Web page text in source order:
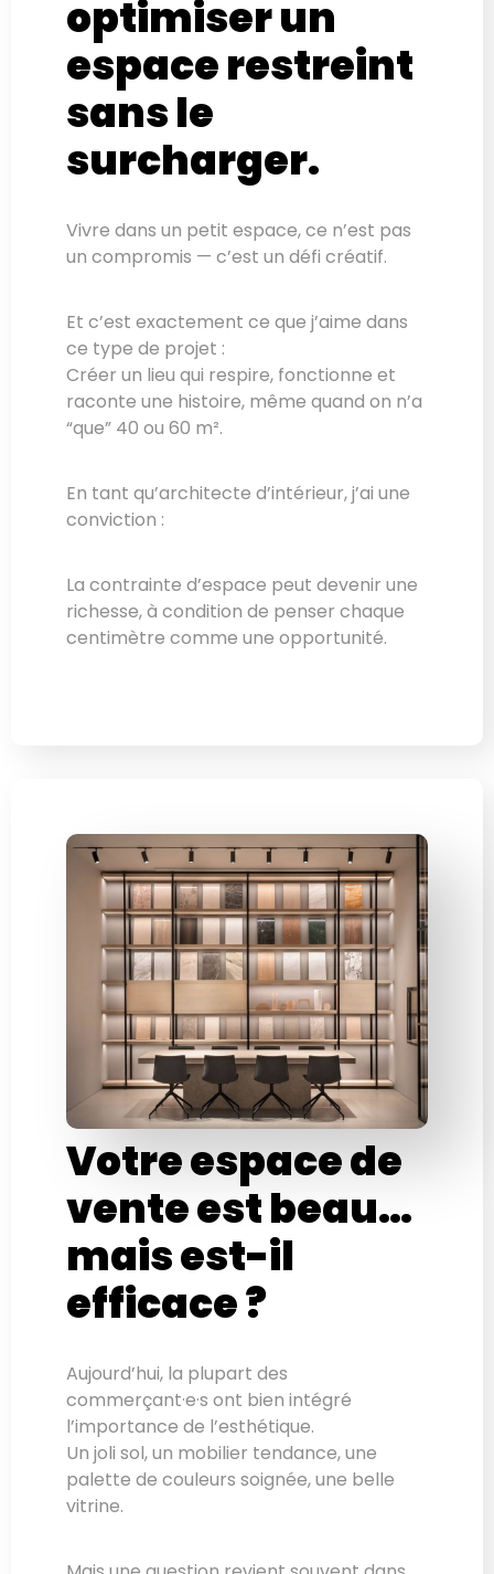
optimiser un
espace restreint
sans le
surcharger.
Vivre dans un petit espace, ce n’est pas
un compromis — c’est un défi créatif.
Et c’est exactement ce que j’aime dans
ce type de projet :
Créer un lieu qui respire, fonctionne et
raconte une histoire, même quand on n’a
“que” 40 ou 60 m².
En tant qu’architecte d’intérieur, j’ai une
conviction :
La contrainte d’espace peut devenir une
richesse, à condition de penser chaque
centimètre comme une opportunité.
Votre espace de
vente est beau…
mais est-il
efficace ?
Aujourd’hui, la plupart des
commerçant·e·s ont bien intégré
l’importance de l’esthétique.
Un joli sol, un mobilier tendance, une
palette de couleurs soignée, une belle
vitrine.